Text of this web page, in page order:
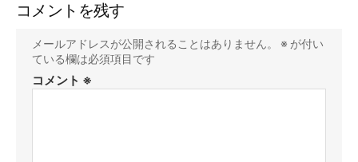
コメントを残す
メールアドレスが公開されることはありません。 ※ が付い
ている欄は必須項目です
コメント ※